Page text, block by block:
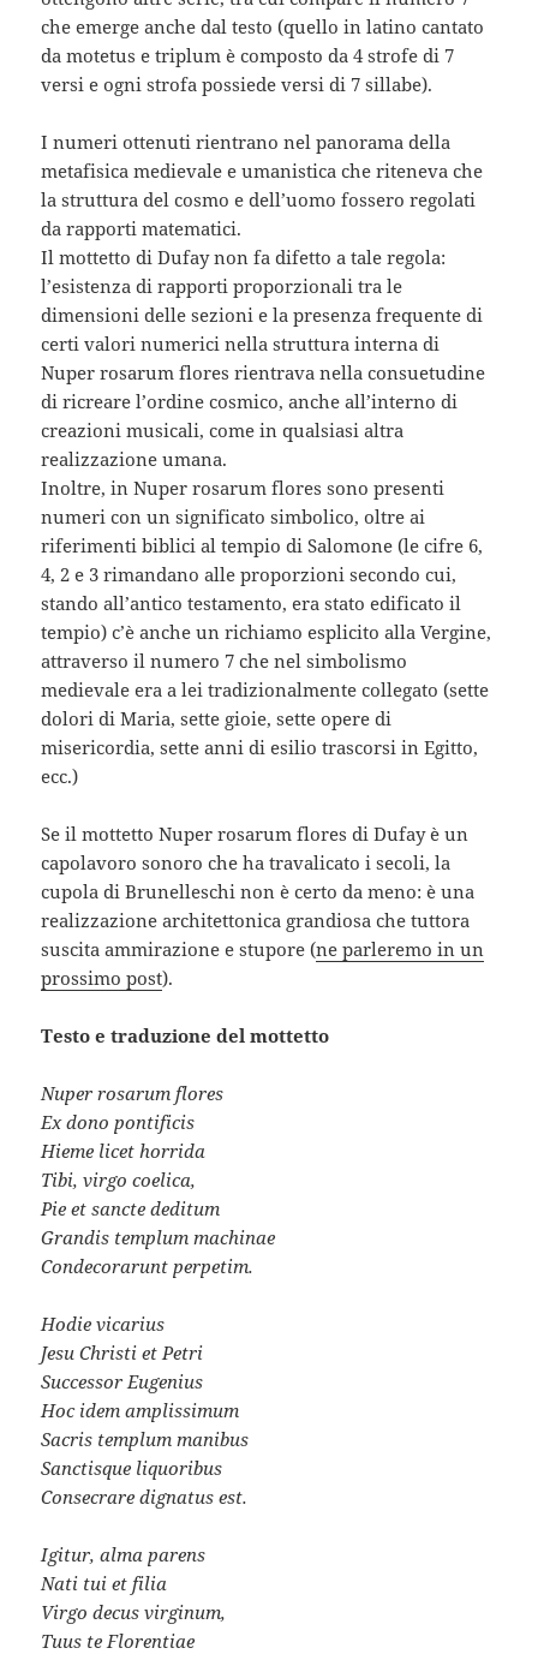
che emerge anche dal testo (quello in latino cantato
da motetus e triplum è composto da 4 strofe di 7
versi e ogni strofa possiede versi di 7 sillabe).
I numeri ottenuti rientrano nel panorama della
metafisica medievale e umanistica che riteneva che
la struttura del cosmo e dell’uomo fossero regolati
da rapporti matematici.
Il mottetto di Dufay non fa difetto a tale regola:
l’esistenza di rapporti proporzionali tra le
dimensioni delle sezioni e la presenza frequente di
certi valori numerici nella struttura interna di
Nuper rosarum flores rientrava nella consuetudine
di ricreare l’ordine cosmico, anche all’interno di
creazioni musicali, come in qualsiasi altra
realizzazione umana.
Inoltre, in Nuper rosarum flores sono presenti
numeri con un significato simbolico, oltre ai
riferimenti biblici al tempio di Salomone (le cifre 6,
4, 2 e 3 rimandano alle proporzioni secondo cui,
stando all’antico testamento, era stato edificato il
tempio) c’è anche un richiamo esplicito alla Vergine,
attraverso il numero 7 che nel simbolismo
medievale era a lei tradizionalmente collegato (sette
dolori di Maria, sette gioie, sette opere di
misericordia, sette anni di esilio trascorsi in Egitto,
ecc.)
Se il mottetto Nuper rosarum flores di Dufay è un
capolavoro sonoro che ha travalicato i secoli, la
cupola di Brunelleschi non è certo da meno: è una
realizzazione architettonica grandiosa che tuttora
suscita ammirazione e stupore (ne parleremo in un
prossimo post).
Testo e traduzione del mottetto
Nuper rosarum flores
Ex dono pontificis
Hieme licet horrida
Tibi, virgo coelica,
Pie et sancte deditum
Grandis templum machinae
Condecorarunt perpetim.
Hodie vicarius
Jesu Christi et Petri
Successor Eugenius
Hoc idem amplissimum
Sacris templum manibus
Sanctisque liquoribus
Consecrare dignatus est.
Igitur, alma parens
Nati tui et filia
Virgo decus virginum,
Tuus te Florentiae